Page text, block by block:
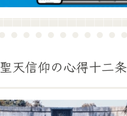
聖天信仰の心得十二条